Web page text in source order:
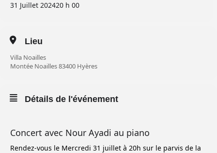
31 Juillet 202420 h 00
Lieu
Villa Noailles
Montée Noailles 83400 Hyères
Détails de l'événement
Concert avec Nour Ayadi au piano
Rendez-vous le Mercredi 31 juillet à 20h sur le parvis de la